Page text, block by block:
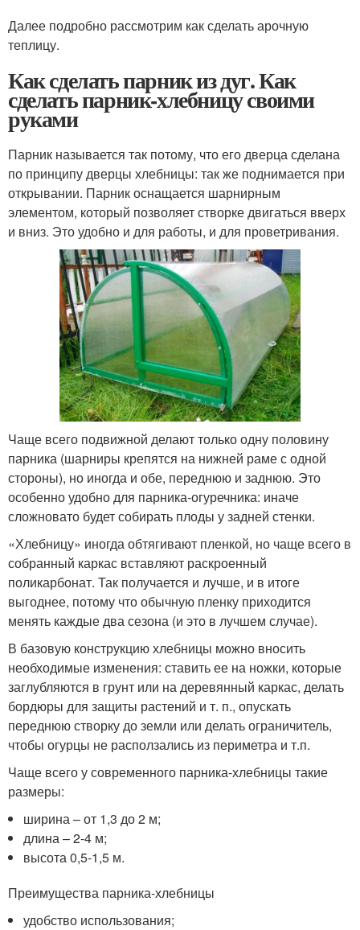
Далее подробно рассмотрим как сделать арочную
теплицу.
Как сделать парник из дуг. Как
сделать парник-хлебницу своими
руками
Парник называется так потому, что его дверца сделана
по принципу дверцы хлебницы: так же поднимается при
открывании. Парник оснащается шарнирным
элементом, который позволяет створке двигаться вверх
и вниз. Это удобно и для работы, и для проветривания.
Чаще всего подвижной делают только одну половину
парника (шарниры крепятся на нижней раме с одной
стороны), но иногда и обе, переднюю и заднюю. Это
особенно удобно для парника-огуречника: иначе
сложновато будет собирать плоды у задней стенки.
«Хлебницу» иногда обтягивают пленкой, но чаще всего в
собранный каркас вставляют раскроенный
поликарбонат. Так получается и лучше, и в итоге
выгоднее, потому что обычную пленку приходится
менять каждые два сезона (и это в лучшем случае).
В базовую конструкцию хлебницы можно вносить
необходимые изменения: ставить ее на ножки, которые
заглубляются в грунт или на деревянный каркас, делать
бордюры для защиты растений и т. п., опускать
переднюю створку до земли или делать ограничитель,
чтобы огурцы не расползались из периметра и т.п.
Чаще всего у современного парника-хлебницы такие
размеры:
ширина – от 1,3 до 2 м;
длина – 2-4 м;
высота 0,5-1,5 м.
Преимущества парника-хлебницы
удобство использования;